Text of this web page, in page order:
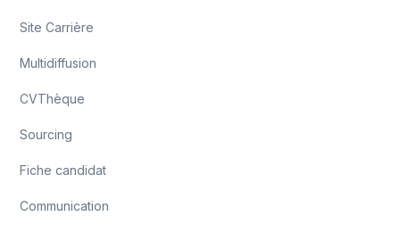
Site Carrière
Multidiffusion
CVThèque
Sourcing
Fiche candidat
Communication